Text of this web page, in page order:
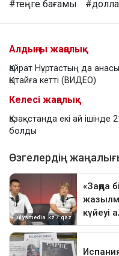
#теңге бағамы
Алдыңғы жаңалық
Қайрат Нұртастың да
Қытайға кетті (ВИДЕО)
Келесі жаңалық
Қазақстанда екі ай
болды